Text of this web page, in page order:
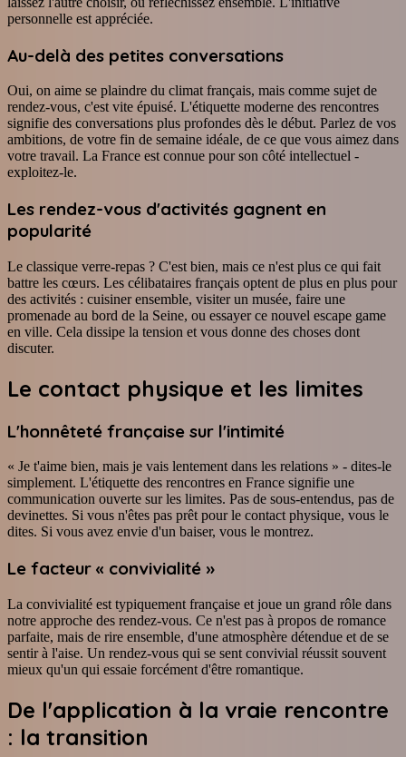
personnelle est appréciée.
Au-delà des petites conversations
Oui, on aime se plaindre du climat français, mais comme sujet de
rendez-vous, c'est vite épuisé. L'étiquette moderne des rencontres
signifie des conversations plus profondes dès le début. Parlez de vos
ambitions, de votre fin de semaine idéale, de ce que vous aimez dans
votre travail. La France est connue pour son côté intellectuel -
exploitez-le.
Les rendez-vous d'activités gagnent en
popularité
Le classique verre-repas ? C'est bien, mais ce n'est plus ce qui fait
battre les cœurs. Les célibataires français optent de plus en plus pour
des activités : cuisiner ensemble, visiter un musée, faire une
promenade au bord de la Seine, ou essayer ce nouvel escape game
en ville. Cela dissipe la tension et vous donne des choses dont
discuter.
Le contact physique et les limites
L'honnêteté française sur l'intimité
« Je t'aime bien, mais je vais lentement dans les relations » - dites-le
simplement. L'étiquette des rencontres en France signifie une
communication ouverte sur les limites. Pas de sous-entendus, pas de
devinettes. Si vous n'êtes pas prêt pour le contact physique, vous le
dites. Si vous avez envie d'un baiser, vous le montrez.
Le facteur « convivialité »
La convivialité est typiquement française et joue un grand rôle dans
notre approche des rendez-vous. Ce n'est pas à propos de romance
parfaite, mais de rire ensemble, d'une atmosphère détendue et de se
sentir à l'aise. Un rendez-vous qui se sent convivial réussit souvent
mieux qu'un qui essaie forcément d'être romantique.
De l'application à la vraie rencontre
: la transition